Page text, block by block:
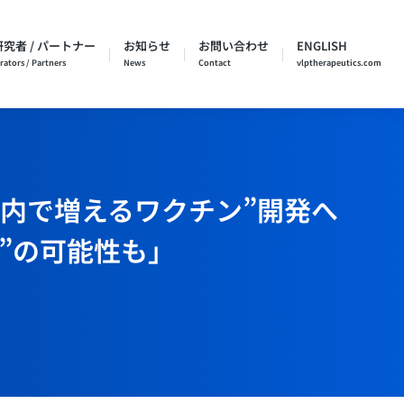
者 / パートナー
/ Partners
お知らせ
News
お問い合わせ
Contact
ENGLISH
vlptherapeutics.com
で増えるワクチン”開発へ
可能性も」